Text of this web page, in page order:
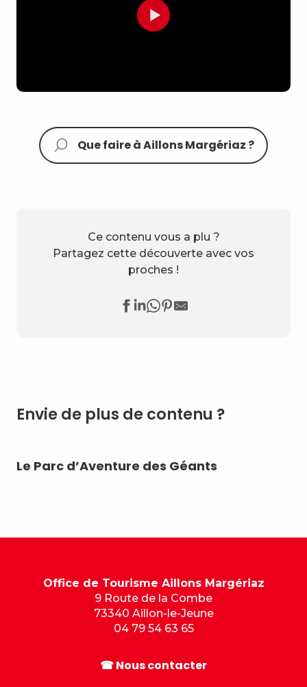
Que faire à Aillons Margériaz ?
Ce contenu vous a plu ?
Partagez cette découverte avec vos
proches !
Envie de plus de contenu ?
Le Parc d’Aventure des Géants
Office de Tourisme Aillons Margériaz
9 Route de la Combe
73340 Aillon-le-Jeune
04 79 54 63 65
☎ Nous contacter